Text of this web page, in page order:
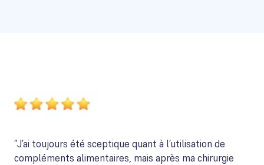
”J’ai toujours été sceptique quant à l’utilisation de
compléments alimentaires, mais après ma chirurgie